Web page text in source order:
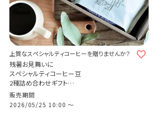
上質なスペシャルティコーヒーを贈りませんか？
残暑お見舞いに
スペシャルティコーヒー豆
2種詰め合わせギフト
ブラジル セーハダストレスバハス（浅煎り）
200g
コロンビア カーニャドゥルセ（中深煎り）200g
販売期間
2026/05/25 10:00〜